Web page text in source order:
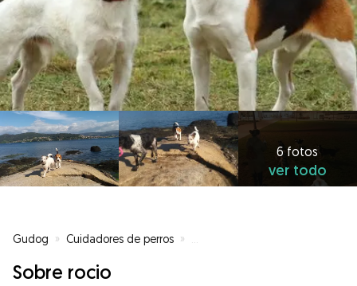
6 fotos
ver todo
Gudog » Cuidadores de perros »
Sobre rocio